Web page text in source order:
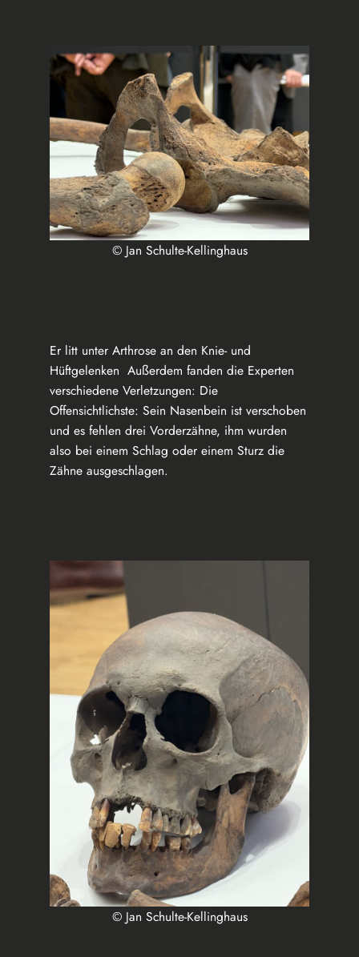
© Jan Schulte-Kellinghaus
Er litt unter Arthrose an den Knie- und
Hüftgelenken Außerdem fanden die Experten
verschiedene Verletzungen: Die
Offensichtlichste: Sein Nasenbein ist verschoben
und es fehlen drei Vorderzähne, ihm wurden
also bei einem Schlag oder einem Sturz die
Zähne ausgeschlagen.
© Jan Schulte-Kellinghaus